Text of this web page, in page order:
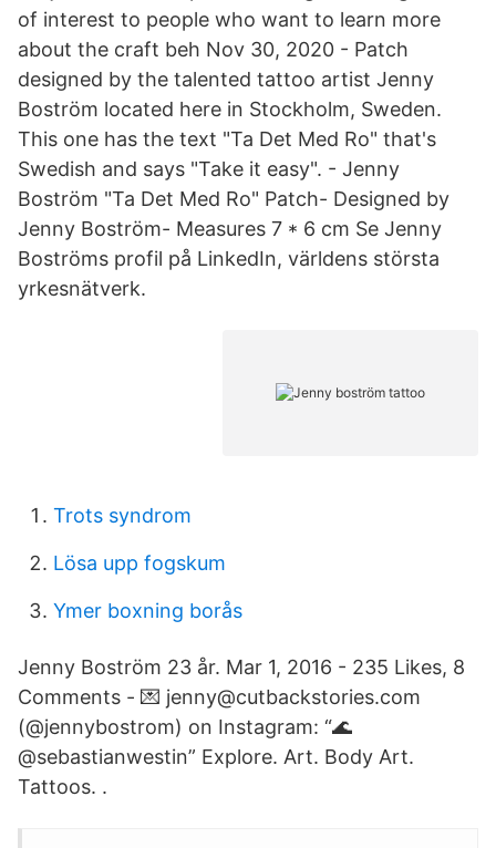
of interest to people who want to learn more
about the craft beh Nov 30, 2020 - Patch
designed by the talented tattoo artist Jenny
Boström located here in Stockholm, Sweden.
This one has the text "Ta Det Med Ro" that's
Swedish and says "Take it easy". - Jenny
Boström "Ta Det Med Ro" Patch- Designed by
Jenny Boström- Measures 7 * 6 cm Se Jenny
Boströms profil på LinkedIn, världens största
yrkesnätverk.
Trots syndrom
Lösa upp fogskum
Ymer boxning borås
Jenny Boström 23 år. Mar 1, 2016 - 235 Likes, 8
Comments - 💌 jenny@cutbackstories.com
(@jennybostrom) on Instagram: “🌊
@sebastianwestin” Explore. Art. Body Art.
Tattoos. .